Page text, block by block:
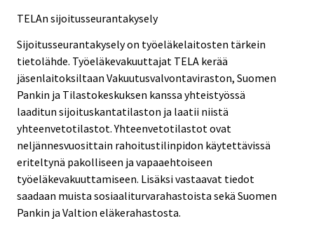
TELAn sijoitusseurantakysely
Sijoitusseurantakysely on työeläkelaitosten tärkein
tietolähde. Työeläkevakuuttajat TELA kerää
jäsenlaitoksiltaan Vakuutusvalvontaviraston, Suomen
Pankin ja Tilastokeskuksen kanssa yhteistyössä
laaditun sijoituskantatilaston ja laatii niistä
yhteenvetotilastot. Yhteenvetotilastot ovat
neljännesvuosittain rahoitustilinpidon käytettävissä
eriteltynä pakolliseen ja vapaaehtoiseen
työeläkevakuuttamiseen. Lisäksi vastaavat tiedot
saadaan muista sosiaaliturvarahastoista sekä Suomen
Pankin ja Valtion eläkerahastosta.